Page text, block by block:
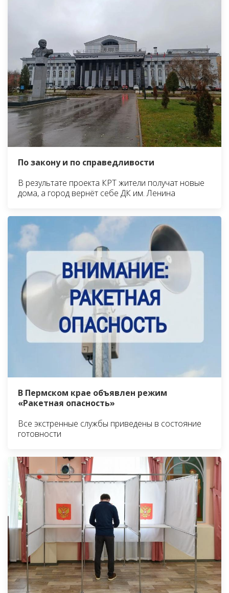
По закону и по справедливости
В результате проекта КРТ жители получат новые
дома, а город вернёт себе ДК им. Ленина
В Пермском крае объявлен режим
«Ракетная опасность»
Все экстренные службы приведены в состояние
готовности